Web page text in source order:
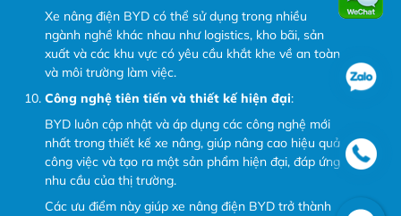
Xe nâng điện BYD có thể sử dụng trong nhiều
ngành nghề khác nhau như logistics, kho bãi, sản
xuất và các khu vực có yêu cầu khắt khe về an toàn
và môi trường làm việc.
Công nghệ tiên tiến và thiết kế hiện đại:
BYD luôn cập nhật và áp dụng các công nghệ mới
nhất trong thiết kế xe nâng, giúp nâng cao hiệu quả
công việc và tạo ra một sản phẩm hiện đại, đáp ứng
nhu cầu của thị trường.
Các ưu điểm này giúp xe nâng điện BYD trở thành